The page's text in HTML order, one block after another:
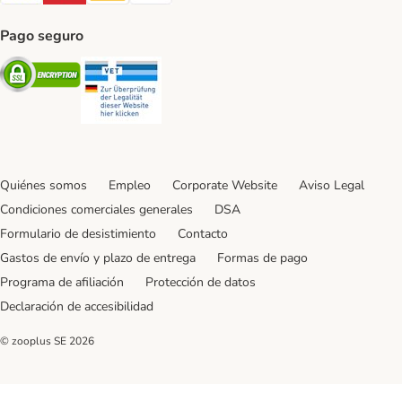
Pago seguro
Security
Quiénes somos Empleo Corporate Website
Aviso Legal
Condiciones comerciales generales
DSA
Formulario de desistimiento
Contacto
Gastos de envío y plazo de entrega
Formas de pago
Programa de afiliación
Protección de datos
Declaración de accesibilidad
© zooplus SE 2026